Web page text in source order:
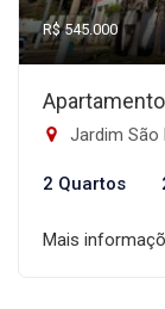
R$ 545.000
Jardim São
2 Quartos
Mais